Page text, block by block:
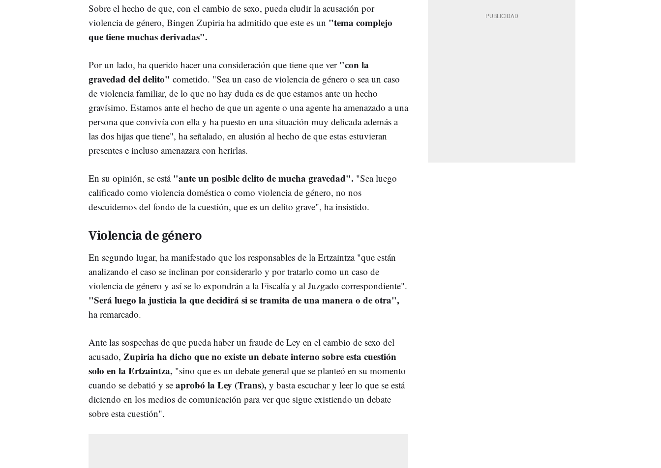
Sobre el hecho de que, con el cambio de sexo, pueda eludir la acusación por
violencia de género, Bingen Zupiria ha admitido que este es un "tema complejo
que tiene muchas derivadas".
Por un lado, ha querido hacer una consideración que tiene que ver"con la
gravedad del delito" cometido. "Sea un caso de violencia de género o sea un caso
de violencia familiar, de lo que no hay duda es de que estamos ante un hecho
gravísimo. Estamos ante el hecho de que un agente o una agente ha amenazado a una
persona que convivía con ella y ha puesto en una situación muy delicada además a
las dos hijas que tiene", ha señalado, en alusión al hecho de que estas estuvieran
presentes e incluso amenazara con herirlas.
En su opinión, se está "ante un posible delito de mucha gravedad". "Sea luego
calificado como violencia doméstica o como violencia de género, no nos
descuidemos del fondo de la cuestión, que es un delito grave", ha insistido.
Violencia de género
En segundo lugar, ha manifestado que los responsables de la Ertzaintza "que están
analizando el caso se inclinan por considerarlo y por tratarlo como un caso de
violencia de género y así se lo expondrán a la Fiscalía y al Juzgado correspondiente".
"Será luego la justicia la que decidirá si se tramita de una manera o de otra",
ha remarcado.
Ante las sospechas de que pueda haber un fraude de Ley en el cambio de sexo del
acusado, Zupiria ha dicho que no existe un debate interno sobre esta cuestión
solo en la Ertzaintza, "sino que es un debate general que se planteó en su momento
cuando se debatió y se aprobó la Ley (Trans), y basta escuchar y leer lo que se está
diciendo en los medios de comunicación para ver que sigue existiendo un debate
sobre esta cuestión".